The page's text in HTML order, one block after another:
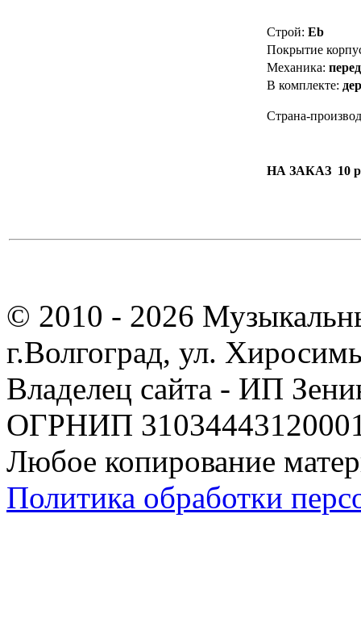
Строй: Eb
Покрытие
Механика:
В комплекте:
Страна-
НА ЗАКАЗ 10
© 2010 - 2026
г.Волгоград, ул.
Владелец сайта - ИП
ОГРНИП
Любое копирование
Политика обработки